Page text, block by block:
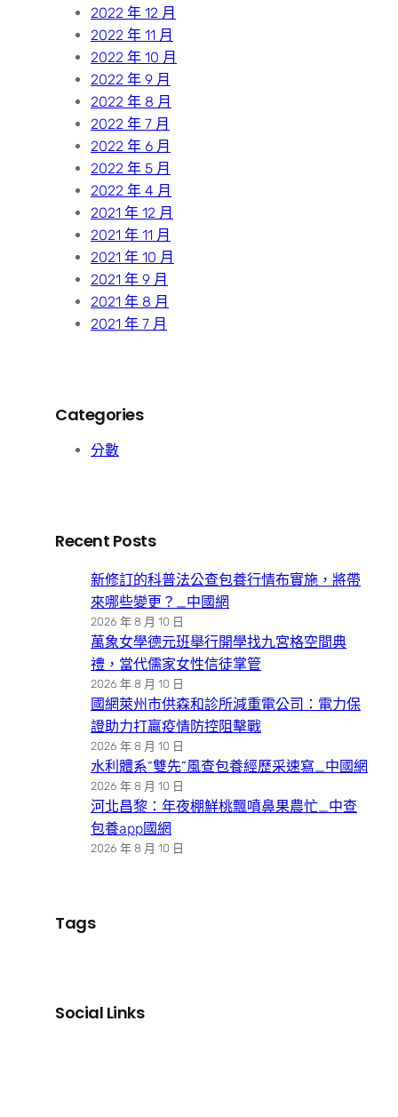
2022 年 12 月
2022 年 11 月
2022 年 10 月
2022 年 9 月
2022 年 8 月
2022 年 7 月
2022 年 6 月
2022 年 5 月
2022 年 4 月
2021 年 12 月
2021 年 11 月
2021 年 10 月
2021 年 9 月
2021 年 8 月
2021 年 7 月
Categories
分數
Recent Posts
新修訂的科普法公查包養行情布實施，將帶
來哪些變更？_中國網
2026 年 8 月 10 日
萬象女學德元班舉行開學找九宮格空間典
禮，當代儒家女性信徒掌管
2026 年 8 月 10 日
國網萊州市供森和診所減重電公司：電力保
證助力打贏疫情防控阻擊戰
2026 年 8 月 10 日
水利體系“雙先”風查包養經歷采速寫_中國網
2026 年 8 月 10 日
河北昌黎：年夜棚鮮桃飄噴鼻果農忙_中查
包養app國網
2026 年 8 月 10 日
Tags
Social Links